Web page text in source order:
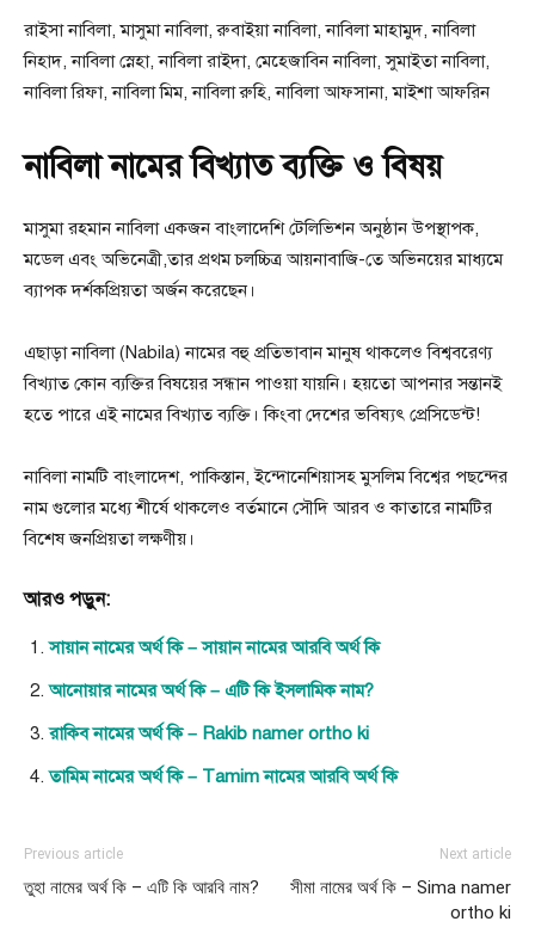
রাইসা নাবিলা, মাসুমা নাবিলা, রুবাইয়া নাবিলা, নাবিলা মাহামুদ, নাবিলা
নিহাদ, নাবিলা স্নেহা, নাবিলা রাইদা, মেহেজাবিন নাবিলা, সুমাইতা নাবিলা,
নাবিলা রিফা, নাবিলা মিম, নাবিলা রুহি, নাবিলা আফসানা, মাইশা আফরিন
নাবিলা নামের বিখ্যাত ব্যক্তি ও বিষয়
মাসুমা রহমান নাবিলা একজন বাংলাদেশি টেলিভিশন অনুষ্ঠান উপস্থাপক,
মডেল এবং অভিনেত্রী,তার প্রথম চলচ্চিত্র আয়নাবাজি-তে অভিনয়ের মাধ্যমে
ব্যাপক দর্শকপ্রিয়তা অর্জন করেছেন।
এছাড়া নাবিলা (Nabila) নামের বহু প্রতিভাবান মানুষ থাকলেও বিশ্ববরেণ্য
বিখ্যাত কোন ব্যক্তির বিষয়ের সন্ধান পাওয়া যায়নি। হয়তো আপনার সন্তানই
হতে পারে এই নামের বিখ্যাত ব্যক্তি। কিংবা দেশের ভবিষ্যৎ প্রেসিডেন্ট!
নাবিলা নামটি বাংলাদেশ, পাকিস্তান, ইন্দোনেশিয়াসহ মুসলিম বিশ্বের পছন্দের
নাম গুলাের মধ্যে শীর্ষে থাকলেও বর্তমানে সৌদি আরব ও কাতারে নামটির
বিশেষ জনপ্রিয়তা লক্ষণীয়।
আরও পড়ুন:
সায়ান নামের অর্থ কি – সায়ান নামের আরবি অর্থ কি
আনোয়ার নামের অর্থ কি – এটি কি ইসলামিক নাম?
রাকিব নামের অর্থ কি – Rakib namer ortho ki
তামিম নামের অর্থ কি – Tamim নামের আরবি অর্থ কি
Previous article
তুহা নামের অর্থ কি – এটি কি আরবি নাম?
Next article
সীমা নামের অর্থ কি – Sima namer
ortho ki